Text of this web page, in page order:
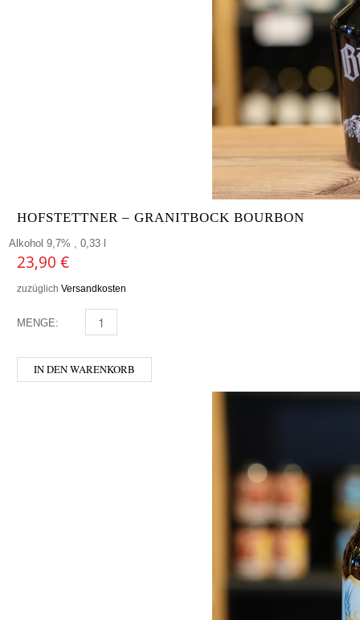
HOFSTETTNER – GRANITBOCK BOURBON
Alkohol 9,7% , 0,33 l
23,90 €
zuzüglich Versandkosten
MENGE: HOFSTETTNER - GRANITBOCK BOURBON MENGE
IN DEN WARENKORB